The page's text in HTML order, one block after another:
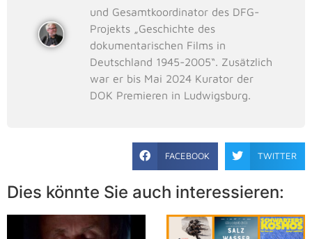
und Gesamtkoordinator des DFG-
Projekts „Geschichte des
dokumentarischen Films in
Deutschland 1945-2005“. Zusätzlich
war er bis Mai 2024 Kurator der
DOK Premieren in Ludwigsburg.
FACEBOOK TWITTER
Dies könnte Sie auch interessieren: